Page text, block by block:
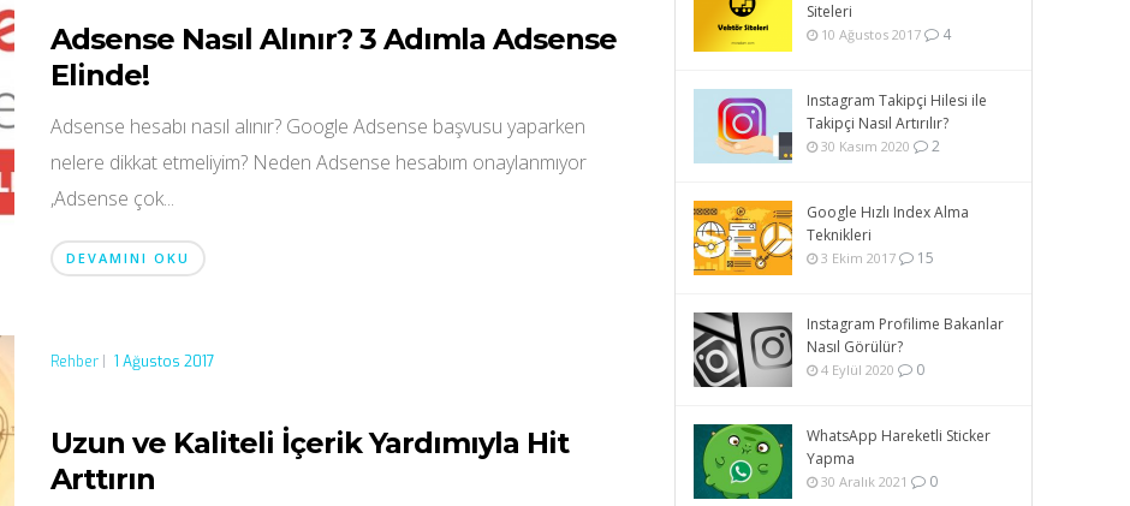
Adsense Nasıl Alınır? 3 Adımla Adsense
Elinde!
Adsense hesabı nasıl alınır? Google Adsense başvusu yaparken
nelere dikkat etmeliyim? Neden Adsense hesabım onaylanmıyor
,Adsense çok...
DEVAMINI OKU
Rehber 1 Ağustos 2017
Uzun ve Kaliteli İçerik Yardımıyla Hit
Arttırın
Siteleri
10 Ağustos 2017 4
Instagram Takipçi Hilesi ile
Takipçi Nasıl Artırılır?
30 Kasım 2020 2
Google Hızlı Index Alma
Teknikleri
3 Ekim 2017 15
Instagram Profilime Bakanlar
Nasıl Görülür?
4 Eylül 2020 0
WhatsApp Hareketli Sticker
Yapma
30 Aralık 2021 0